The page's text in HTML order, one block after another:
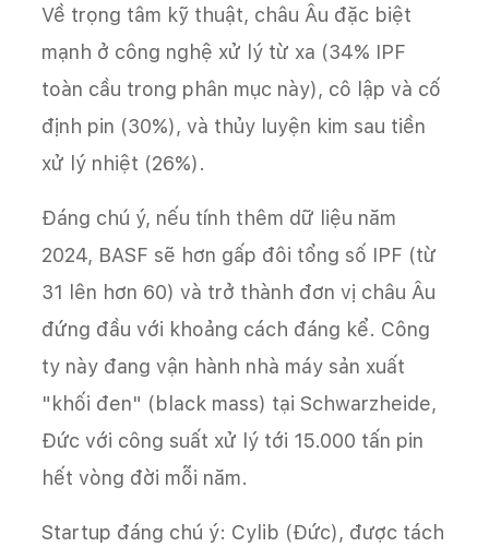
Về trọng tâm kỹ thuật, châu Âu đặc biệt
mạnh ở công nghệ xử lý từ xa (34% IPF
toàn cầu trong phân mục này), cô lập và cố
định pin (30%), và thủy luyện kim sau tiền
xử lý nhiệt (26%).
Đáng chú ý, nếu tính thêm dữ liệu năm
2024, BASF sẽ hơn gấp đôi tổng số IPF (từ
31 lên hơn 60) và trở thành đơn vị châu Âu
đứng đầu với khoảng cách đáng kể. Công
ty này đang vận hành nhà máy sản xuất
"khối đen" (black mass) tại Schwarzheide,
Đức với công suất xử lý tới 15.000 tấn pin
hết vòng đời mỗi năm.
Startup đáng chú ý: Cylib (Đức), được tách